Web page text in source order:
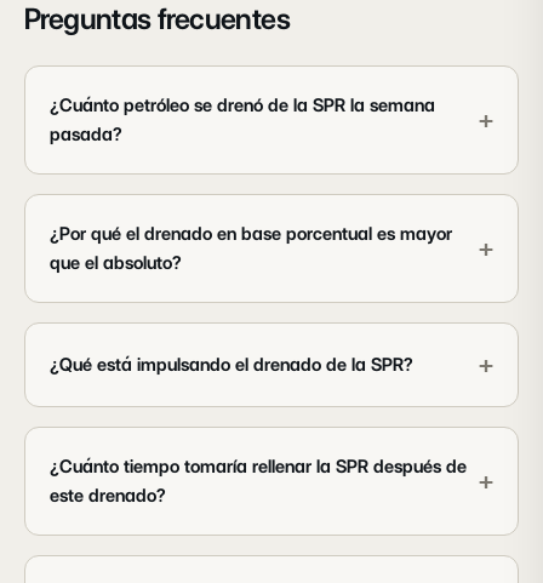
Preguntas frecuentes
¿Cuánto petróleo se drenó de la SPR la semana
pasada?
+
¿Por qué el drenado en base porcentual es mayor
que el absoluto?
+
¿Qué está impulsando el drenado de la SPR? +
¿Cuánto tiempo tomaría rellenar la SPR después de
este drenado?
+